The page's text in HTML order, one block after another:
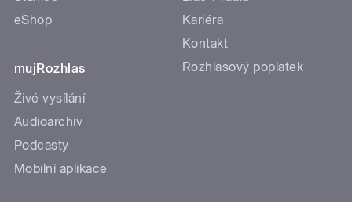
eShop
mujRozhlas
Živé vysílání
Audioarchiv
Podcasty
Mobilní aplikace
Kariéra
Kontakt
Rozhlasový poplatek